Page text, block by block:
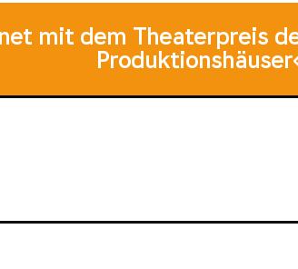
mit dem Theaterpreis